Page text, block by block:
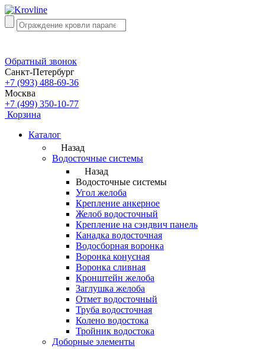
Обратный звонок
Санкт-Петербург
+7 (993) 488-69-36
Москва
+7 (499) 350-10-77
Корзина
Каталог
Назад
Водосточные системы
Назад
Водосточные системы
Угол желоба
Крепление анкерное
Желоб водосточный
Крепление на сэндвич панель
Канадка водосточная
Водосборная воронка
Воронка конусная
Воронка сливная
Кронштейн желоба
Заглушка желоба
Отмет водосточный
Труба водосточная
Колено водостока
Тройник водостока
Доборные элементы